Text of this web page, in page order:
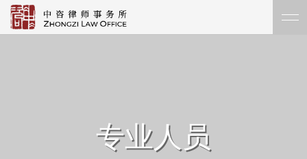
专业人员